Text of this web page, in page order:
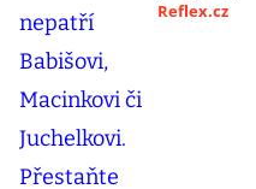
Reflex.cz